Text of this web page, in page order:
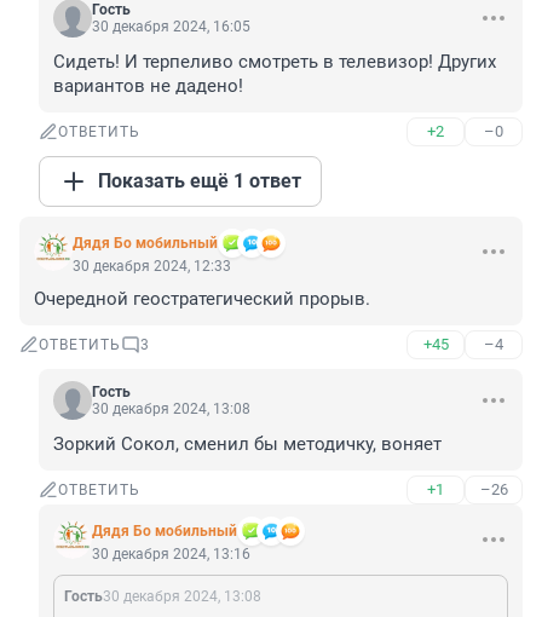
Гость
30 декабря 2024, 16:05
Сидеть! И терпеливо смотреть в телевизор! Других
вариантов не дадено!
ОТВЕТИТЬ +2 –0
Показать ещё 1 ответ
Дядя Бо мобильный
30 декабря 2024, 12:33
Очередной геостратегический прорыв.
ОТВЕТИТЬ 3 +45 –4
Гость
30 декабря 2024, 13:08
Зоркий Сокол, сменил бы методичку, воняет
ОТВЕТИТЬ +1 –26
Дядя Бо мобильный
30 декабря 2024, 13:16
Гость30 декабря 2024, 13:08